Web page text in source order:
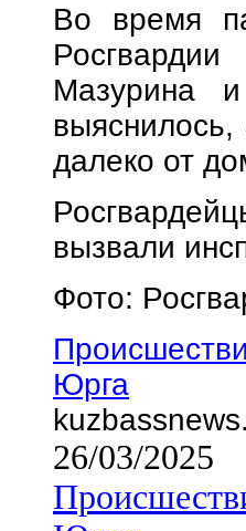
Во время
Мазурина
далеко от
вызвали
Фото:
Юрга
26/03/2025